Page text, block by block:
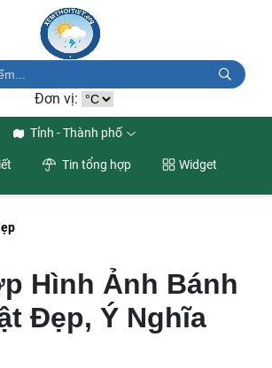
Đơn vị:
Tỉnh - Thành phố
Tin tổng hợp Widget
Hình Ảnh Bánh
Đẹp, Ý Nghĩa